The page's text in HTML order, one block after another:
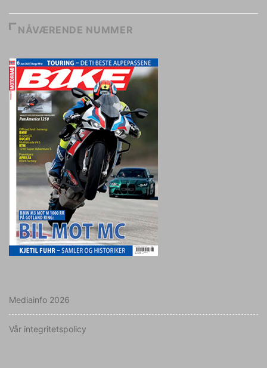
NÅVÆRENDE NUMMER
Mediainfo 2026
Vår integritetspolicy